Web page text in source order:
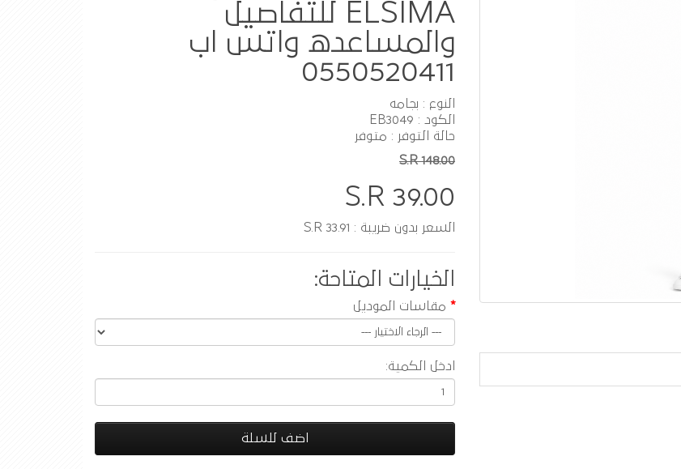
ELSIMA للتفاصيل
والمساعده واتس اب
0550520411
النوع : بجامه
الكود : EB3049
حالة التوفر : متوفر
S.R 148.00
S.R 39.00
السعر بدون ضريبة : S.R 33.91
الخيارات المتاحة:
مقاسات الموديل
ادخل الكمية:
اضف للسلة